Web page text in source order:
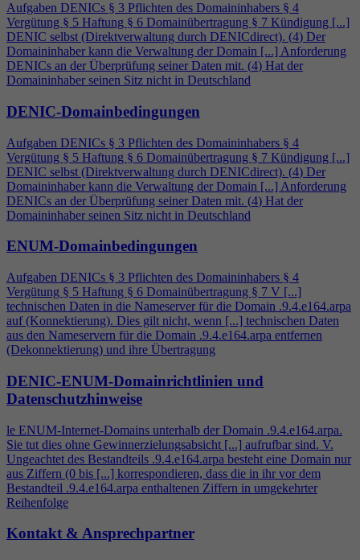
Aufgaben DENICs § 3 Pflichten des Domaininhabers § 4
Vergütung § 5 Haftung § 6 Domainübertragung § 7 Kündigung [...]
DENIC selbst (Direktverwaltung durch DENICdirect). (4) Der
Domaininhaber kann die Verwaltung der Domain [...] Anforderung
DENICs an der Überprüfung seiner Daten mit. (4) Hat der
Domaininhaber seinen Sitz nicht in Deutschland
DENIC-Domainbedingungen
Aufgaben DENICs § 3 Pflichten des Domaininhabers § 4
Vergütung § 5 Haftung § 6 Domainübertragung § 7 Kündigung [...]
DENIC selbst (Direktverwaltung durch DENICdirect). (4) Der
Domaininhaber kann die Verwaltung der Domain [...] Anforderung
DENICs an der Überprüfung seiner Daten mit. (4) Hat der
Domaininhaber seinen Sitz nicht in Deutschland
ENUM-Domainbedingungen
Aufgaben DENICs § 3 Pflichten des Domaininhabers § 4
Vergütung § 5 Haftung § 6 Domainübertragung § 7 V [...]
technischen Daten in die Nameserver für die Domain .9.4.e164.arpa
auf (Konnektierung). Dies gilt nicht, wenn [...] technischen Daten
aus den Nameservern für die Domain .9.4.e164.arpa entfernen
(Dekonnektierung) und ihre Übertragung
DENIC-ENUM-Domainrichtlinien und
Datenschutzhinweise
le ENUM-Internet-Domains unterhalb der Domain .9.4.e164.arpa.
Sie tut dies ohne Gewinnerzielungsabsicht [...] aufrufbar sind. V.
Ungeachtet des Bestandteils .9.4.e164.arpa besteht eine Domain nur
aus Ziffern (0 bis [...] korrespondieren, dass die in ihr vor dem
Bestandteil .9.4.e164.arpa enthaltenen Ziffern in umgekehrter
Reihenfolge
Kontakt & Ansprechpartner